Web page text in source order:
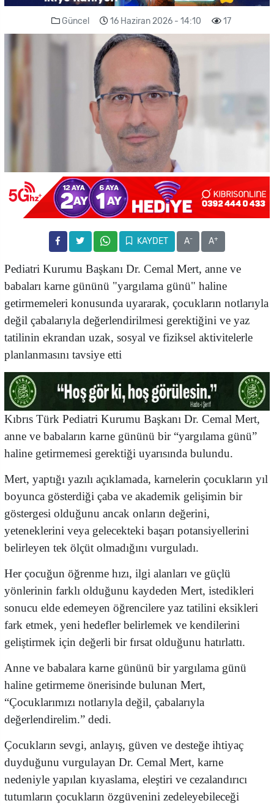
Güncel 16 Haziran 2026 - 14:10 17
KAYDET A- A+
Pediatri Kurumu Başkanı Dr. Cemal Mert, anne ve
babaları karne gününü "yargılama günü" haline
getirmemeleri konusunda uyararak, çocukların notlarıyla
değil çabalarıyla değerlendirilmesi gerektiğini ve yaz
tatilinin ekrandan uzak, sosyal ve fiziksel aktivitelerle
planlanmasını tavsiye etti
Kıbrıs Türk Pediatri Kurumu Başkanı Dr. Cemal Mert,
anne ve babaların karne gününü bir “yargılama günü”
haline getirmemesi gerektiği uyarısında bulundu.
Mert, yaptığı yazılı açıklamada, karnelerin çocukların yıl
boyunca gösterdiği çaba ve akademik gelişimin bir
göstergesi olduğunu ancak onların değerini,
yeteneklerini veya gelecekteki başarı potansiyellerini
belirleyen tek ölçüt olmadığını vurguladı.
Her çocuğun öğrenme hızı, ilgi alanları ve güçlü
yönlerinin farklı olduğunu kaydeden Mert, istedikleri
sonucu elde edemeyen öğrencilere yaz tatilini eksikleri
fark etmek, yeni hedefler belirlemek ve kendilerini
geliştirmek için değerli bir fırsat olduğunu hatırlattı.
Anne ve babalara karne gününü bir yargılama günü
haline getirmeme önerisinde bulunan Mert,
“Çocuklarımızı notlarıyla değil, çabalarıyla
değerlendirelim.” dedi.
Çocukların sevgi, anlayış, güven ve desteğe ihtiyaç
duyduğunu vurgulayan Dr. Cemal Mert, karne
nedeniyle yapılan kıyaslama, eleştiri ve cezalandırıcı
tutumların çocukların özgüvenini zedeleyebileceği